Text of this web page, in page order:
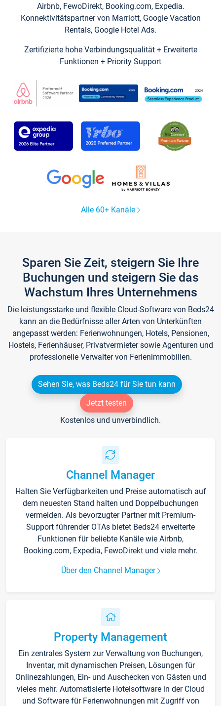
Airbnb, FewoDirekt, Booking.com, Expedia.
Konnektivitätspartner von Marriott, Google Vacation
Rentals, Google Hotel Ads.
Zertifizierte hohe Verbindungsqualität + Erweiterte
Funktionen + Priority Support
Alle 60+ Kanäle
Sparen Sie Zeit, steigern Sie Ihre
Buchungen und steigern Sie das
Wachstum Ihres Unternehmens
Die leistungsstarke und flexible Cloud-Software von Beds24
kann an die Bedürfnisse aller Arten von Unterkünften
angepasst werden: Ferienwohnungen, Hotels, Pensionen,
Hostels, Ferienhäuser, Privatvermieter sowie Agenturen und
professionelle Verwalter von Ferienimmobilien.
Sehen Sie, was Beds24 für Sie tun kann
Jetzt testen
Kostenlos und unverbindlich.
Channel Manager
Halten Sie Verfügbarkeiten und Preise automatisch auf
dem neuesten Stand halten und Doppelbuchungen
vermeiden. Als bevorzugter Partner mit Premium-
Support führender OTAs bietet Beds24 erweiterte
Funktionen für beliebte Kanäle wie Airbnb,
Booking.com, Expedia, FewoDirekt und viele mehr.
Über den Channel Manager
Property Management
Ein zentrales System zur Verwaltung von Buchungen,
Inventar, mit dynamischen Preisen, Lösungen für
Onlinezahlungen, Ein- und Auschecken von Gästen und
vieles mehr. Automatisierte Hotelsoftware in der Cloud
und Software für Ferienwohnungen mit Zugriff von